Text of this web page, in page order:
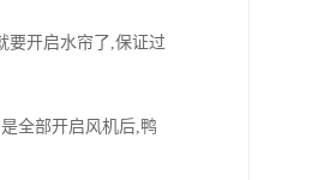
要开启水帘了,保证过
全部开启风机后,鸭